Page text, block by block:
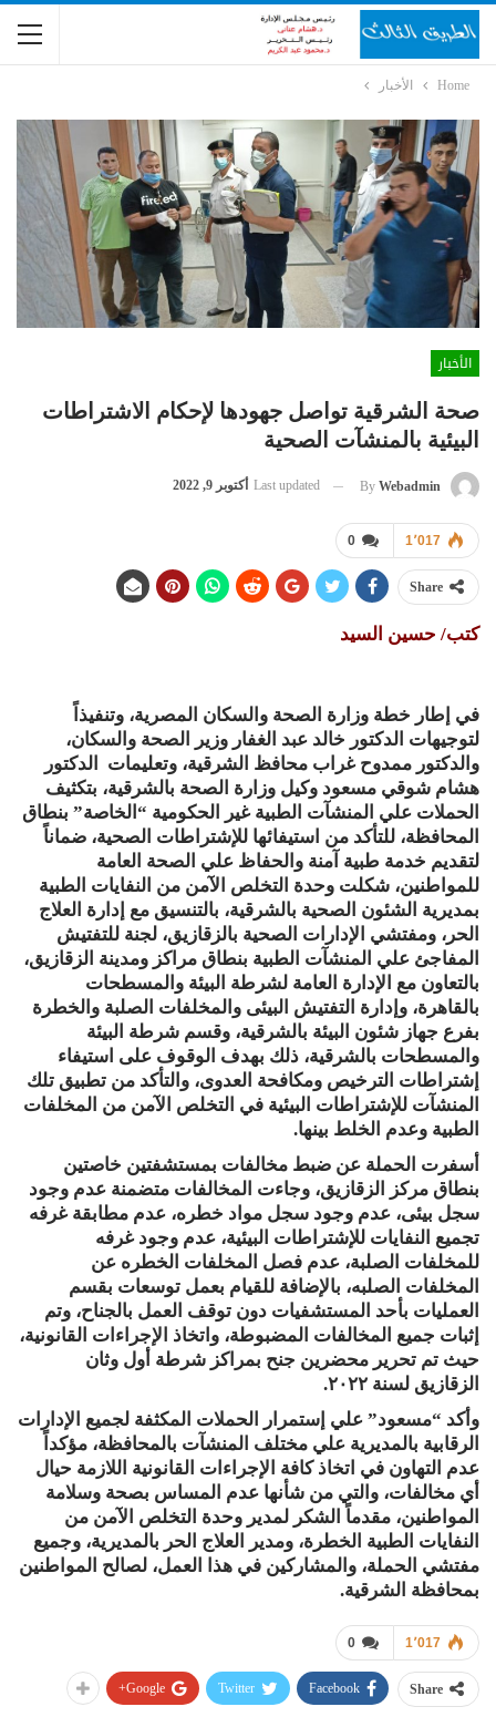
Home الأخبار
الأخبار
صحة الشرقية تواصل جهودها لإحكام الاشتراطات
البيئية بالمنشآت الصحية
By Webadmin
Last updated أكتوبر 9, 2022
0 1٬017
Share
كتب/ حسين السيد
في إطار خطة وزارة الصحة والسكان المصرية، وتنفيذاً
لتوجيهات الدكتور خالد عبد الغفار وزير الصحة والسكان،
والدكتور ممدوح غراب محافظ الشرقية، وتعليمات الدكتور
هشام شوقي مسعود وكيل وزارة الصحة بالشرقية، بتكثيف
الحملات علي المنشآت الطبية غير الحكومية “الخاصة” بنطاق
المحافظة، للتأكد من استيفائها للإشتراطات الصحية، ضماناً
لتقديم خدمة طبية آمنة والحفاظ علي الصحة العامة
للمواطنين، شكلت وحدة التخلص الآمن من النفايات الطبية
بمديرية الشئون الصحية بالشرقية، بالتنسيق مع إدارة العلاج
الحر، ومفتشي الإدارات الصحية بالزقازيق، لجنة للتفتيش
المفاجئ علي المنشآت الطبية بنطاق مراكز ومدينة الزقازيق،
بالتعاون مع الإدارة العامة لشرطة البيئة والمسطحات
بالقاهرة، وإدارة التفتيش البيئى والمخلفات الصلبة والخطرة
بفرع جهاز شئون البيئة بالشرقية، وقسم شرطة البيئة
والمسطحات بالشرقية، ذلك بهدف الوقوف على استيفاء
إشتراطات الترخيص ومكافحة العدوى، والتأكد من تطبيق تلك
المنشآت للإشتراطات البيئية في التخلص الآمن من المخلفات
الطبية وعدم الخلط بينها.
أسفرت الحملة عن ضبط مخالفات بمستشفتين خاصتين
بنطاق مركز الزقازيق، وجاءت المخالفات متضمنة عدم وجود
سجل بيئى، عدم وجود سجل مواد خطره، عدم مطابقة غرفه
تجميع النفايات للإشتراطات البيئية، عدم وجود غرفه
للمخلفات الصلبة، عدم فصل المخلفات الخطره عن
المخلفات الصلبه، بالإضافة للقيام بعمل توسعات بقسم
العمليات بأحد المستشفيات دون توقف العمل بالجناح، وتم
إثبات جميع المخالفات المضبوطة، واتخاذ الإجراءات القانونية،
حيث تم تحرير محضرين جنح بمراكز شرطة أول وثان
الزقازيق لسنة ٢٠٢٢.
وأكد “مسعود” علي إستمرار الحملات المكثفة لجميع الإدارات
الرقابية بالمديرية علي مختلف المنشآت بالمحافظة، مؤكداً
عدم التهاون في اتخاذ كافة الإجراءات القانونية اللازمة حيال
أي مخالفات، والتي من شأنها عدم المساس بصحة وسلامة
المواطنين، مقدماً الشكر لمدير وحدة التخلص الآمن من
النفايات الطبية الخطرة، ومدير العلاج الحر بالمديرية، وجميع
مفتشي الحملة، والمشاركين في هذا العمل، لصالح المواطنين
بمحافظة الشرقية.
0 1٬017
Share
Facebook
Twitter
Google+